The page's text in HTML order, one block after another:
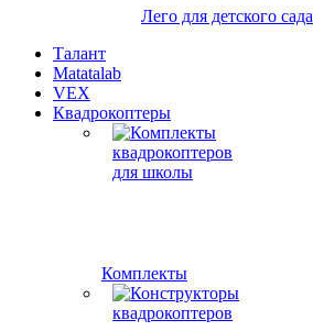
Лего для детского сада
Талант
Matatalab
VEX
Квадрокоптеры
Комплекты